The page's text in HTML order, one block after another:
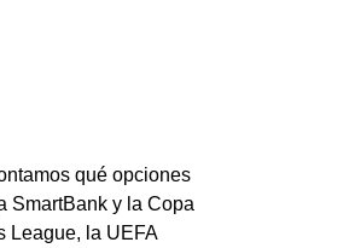
qué opciones
SmartBank y la Copa
League, la UEFA